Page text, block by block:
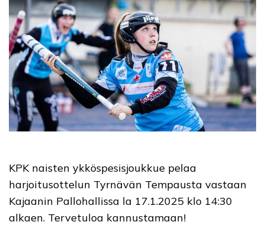
KPK naisten ykköspesisjoukkue pelaa
harjoitusottelun Tyrnävän Tempausta vastaan
Kajaanin Pallohallissa la 17.1.2025 klo 14:30
alkaen. Tervetuloa kannustamaan!